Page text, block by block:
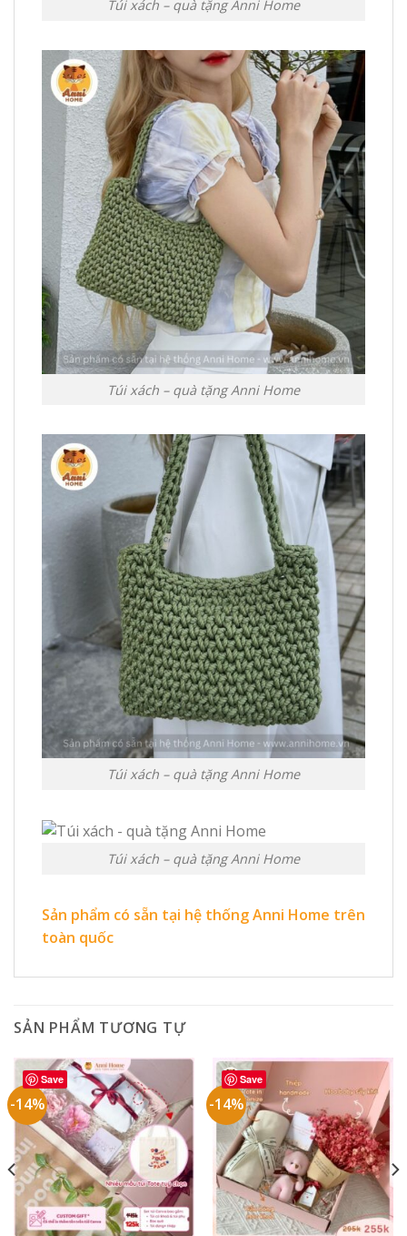
Túi xách – quà tặng Anni Home
Túi xách – quà tặng Anni Home
Túi xách – quà tặng Anni Home
Túi xách – quà tặng Anni Home
Sản phẩm có sẵn tại hệ thống Anni Home trên
toàn quốc
SẢN PHẨM TƯƠNG TỰ
Save
-14%
Save
-14%